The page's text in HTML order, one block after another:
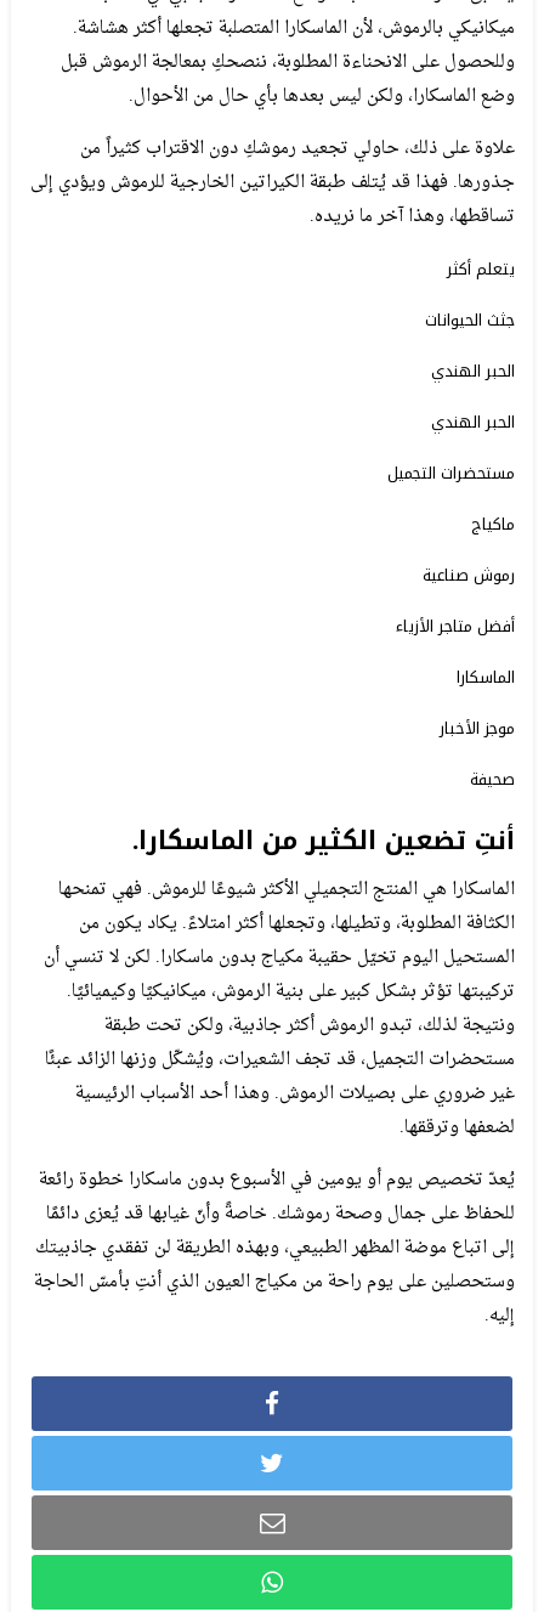
ميكانيكي بالرموش، لأن الماسكارا المتصلبة تجعلها أكثر هشاشة.
وللحصول على الانحناءة المطلوبة، ننصحكِ بمعالجة الرموش قبل
وضع الماسكارا، ولكن ليس بعدها بأي حال من الأحوال.
علاوة على ذلك، حاولي تجعيد رموشكِ دون الاقتراب كثيراً من
جذورها. فهذا قد يُتلف طبقة الكيراتين الخارجية للرموش ويؤدي إلى
تساقطها، وهذا آخر ما نريده.
يتعلم أكثر
جثث الحيوانات
الحبر الهندي
الحبر الهندي
مستحضرات التجميل
ماكياج
رموش صناعية
أفضل متاجر الأزياء
الماسكارا
موجز الأخبار
صحيفة
أنتِ تضعين الكثير من الماسكارا.
الماسكارا هي المنتج التجميلي الأكثر شيوعًا للرموش. فهي تمنحها
الكثافة المطلوبة، وتطيلها، وتجعلها أكثر امتلاءً. يكاد يكون من
المستحيل اليوم تخيّل حقيبة مكياج بدون ماسكارا. لكن لا تنسي أن
تركيبتها تؤثر بشكل كبير على بنية الرموش، ميكانيكيًا وكيميائيًا.
ونتيجة لذلك، تبدو الرموش أكثر جاذبية، ولكن تحت طبقة
مستحضرات التجميل، قد تجف الشعيرات، ويُشكّل وزنها الزائد عبئًا
غير ضروري على بصيلات الرموش. وهذا أحد الأسباب الرئيسية
لضعفها وترققها.
يُعدّ تخصيص يوم أو يومين في الأسبوع بدون ماسكارا خطوة رائعة
للحفاظ على جمال وصحة رموشك. خاصةً وأنّ غيابها قد يُعزى دائمًا
إلى اتباع موضة المظهر الطبيعي، وبهذه الطريقة لن تفقدي جاذبيتك
وستحصلين على يوم راحة من مكياج العيون الذي أنتِ بأمسّ الحاجة
إليه.